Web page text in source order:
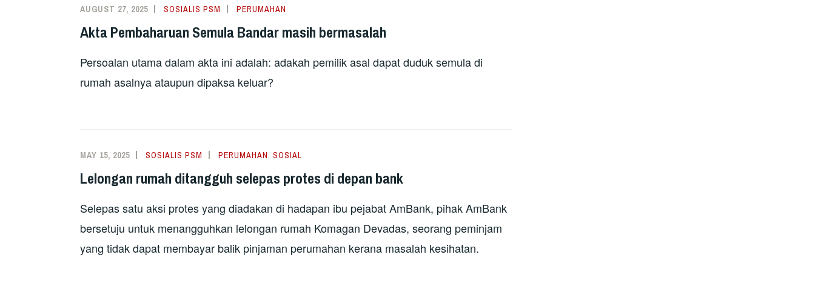
AUGUST 27, 2025 SOSIALIS PSM PERUMAHAN
Akta Pembaharuan Semula Bandar masih bermasalah
Persoalan utama dalam akta ini adalah: adakah pemilik asal dapat duduk semula di
rumah asalnya ataupun dipaksa keluar?
MAY 15, 2025 SOSIALIS PSM PERUMAHAN, SOSIAL
Lelongan rumah ditangguh selepas protes di depan bank
Selepas satu aksi protes yang diadakan di hadapan ibu pejabat AmBank, pihak AmBank
bersetuju untuk menangguhkan lelongan rumah Komagan Devadas, seorang peminjam
yang tidak dapat membayar balik pinjaman perumahan kerana masalah kesihatan.